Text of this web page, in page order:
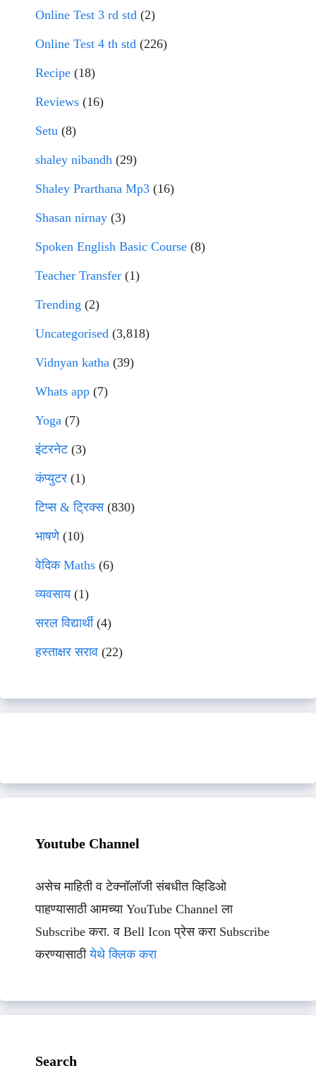
Online Test 3 rd std (2)
Online Test 4 th std (226)
Recipe (18)
Reviews (16)
Setu (8)
shaley nibandh (29)
Shaley Prarthana Mp3 (16)
Shasan nirnay (3)
Spoken English Basic Course (8)
Teacher Transfer (1)
Trending (2)
Uncategorised (3,818)
Vidnyan katha (39)
Whats app (7)
Yoga (7)
इंटरनेट(3)
कंप्युटर (1)
टिप्स & ट्रिक्स(830)
भाषणे(10)
वेदिक Maths (6)
व्यवसाय(1)
सरल विद्यार्थी(4)
हस्ताक्षर सराव (22)
Youtube Channel
असेच माहिती व टेक्नॉलॉजी संबधीत व्हिडिओ
पाहण्यासाठी आमच्या YouTube Channel ला
Subscribe करा. व Bell Icon प्रेस करा Subscribe
करण्यासाठीयेथे क्लिक करा
Search